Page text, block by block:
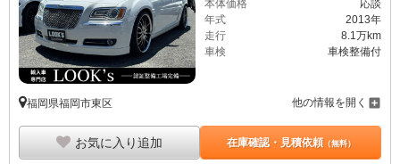
本体価格
応談
年式
2013年
走行
8.1万km
車検
車検整備付
福岡県福岡市東区 他の情報を開く
お気に入り追加 在庫確認・見積依頼（無料）